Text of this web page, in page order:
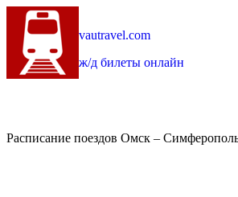
vautravel.com
ж/д билеты онлайн
Расписание поездов Омск –